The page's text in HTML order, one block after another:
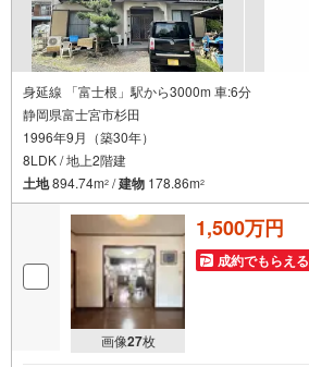
身延線 「富士根」駅から3000m 車:6分
静岡県富士宮市杉田
1996年9月（築30年）
8LDK / 地上2階建
土地894.74m2 /建物 178.86m2
画像27枚
1,500万円
成約でもらえる